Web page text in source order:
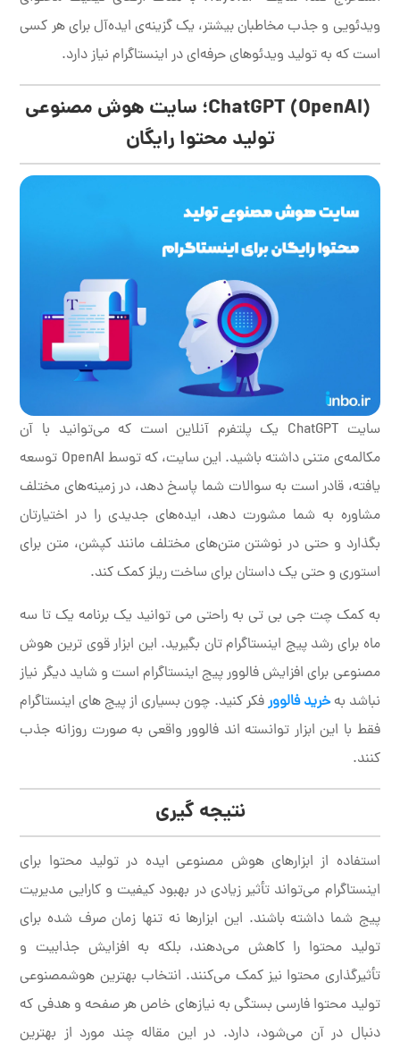
ویدئویی و جذب مخاطبان بیشتر، یک گزینه‌ی ایده‌آل برای هر کسی
است که به تولید ویدئوهای حرفه‌ای در اینستاگرام نیاز دارد.
(ChatGPT (OpenAI؛ سایت هوش مصنوعی
تولید محتوا رایگان
سایت ChatGPT یک پلتفرم آنلاین است که می‌توانید با آن
مکالمه‌ی متنی داشته باشید. این سایت، که توسط OpenAI توسعه
یافته، قادر است به سوالات شما پاسخ دهد، در زمینه‌های مختلف
مشاوره به شما مشورت دهد، ایده‌های جدیدی را در اختیارتان
بگذارد و حتی در نوشتن متن‌های مختلف مانند کپشن، متن برای
استوری و حتی یک داستان برای ساخت ریلز کمک کند.
به کمک چت جی بی تی به راحتی می توانید یک برنامه یک تا سه
ماه برای رشد پیج اینستاگرام تان بگیرید. این ابزار قوی ترین هوش
مصنوعی برای افزایش فالوور پیج اینستاگرام است و شاید دیگر نیاز
نباشد بهخرید فالوورفکر کنید. چون بسیاری از پیج های اینستاگرام
فقط با این ابزار توانسته اند فالوور واقعی به صورت روزانه جذب
کنند.
نتیجه گیری
استفاده از ابزارهای هوش مصنوعی ایده در تولید محتوا برای
اینستاگرام می‌تواند تأثیر زیادی در بهبود کیفیت و کارایی مدیریت
پیج شما داشته باشند. این ابزارها نه تنها زمان صرف شده برای
تولید محتوا را کاهش می‌دهند، بلکه به افزایش جذابیت و
تأثیرگذاری محتوا نیز کمک می‌کنند. انتخاب بهترین هوشمصنوعی
تولید محتوا فارسی بستگی به نیازهای خاص هر صفحه و هدفی که
دنبال در آن می‌شود، دارد. در این مقاله چند مورد از بهترین